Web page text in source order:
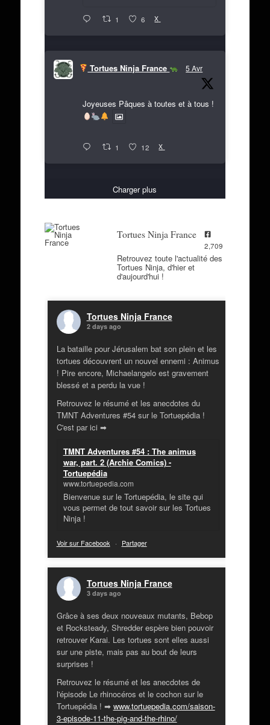
1 6 X
Tortues Ninja France 5 Avr
Joyeuses Pâques à toutes et à tous !
1 12 X
Charger plus
Tortues Ninja France
2,709
Retrouvez toute l'actualité des
Tortues Ninja, d'hier et
d'aujourd'hui !
Tortues Ninja France
2 days ago
La bataille pour Jérusalem bat son plein et les
tortues découvrent un nouvel ennemi : Animus
! Pire encore, Michaelangelo est gravement
blessé et a perdu la vue !
Retrouvez le résumé et les anecdotes du
TMNT Adventures #54 sur le Tortuepédia !
C'est par ici ➡
TMNT Adventures #54 : The animus
war, part. 2 (Archie Comics) -
Tortuepédia
www.tortuepedia.com
Bienvenue sur le Tortuepédia, le site qui
vous permet de tout savoir sur les Tortues
Ninja !
Voir sur Facebook · Partager
Tortues Ninja France
3 days ago
Grâce à ses deux nouveaux mutants, Bebop
et Rocksteady, Shredder espère bien pouvoir
retrouver Karai. Les tortues sont elles aussi
sur une piste, mais pas au bout de leurs
surprises !
Retrouvez le résumé et les anecdotes de
l'épisode Le rhinocéros et le cochon sur le
Tortuepédia ! ➡ www.tortuepedia.com/saison-
3-episode-11-the-pig-and-the-rhino/